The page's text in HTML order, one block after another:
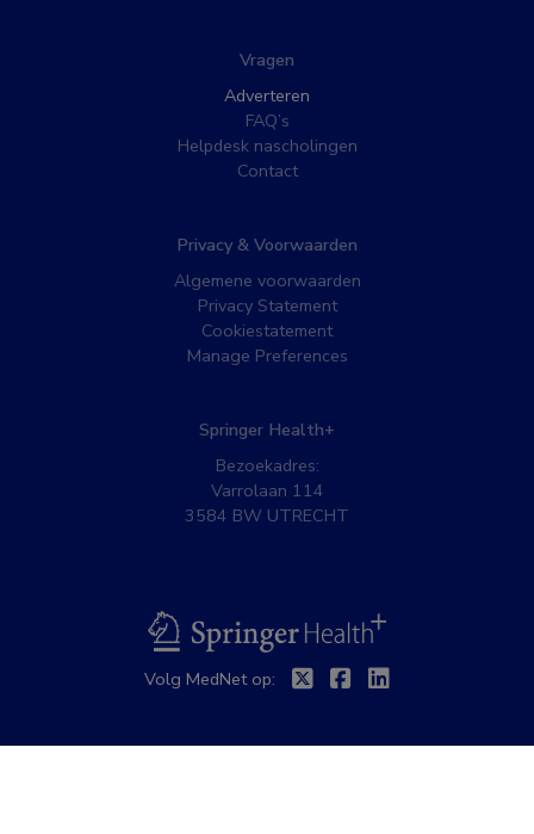
Vragen
Adverteren
FAQ’s
Helpdesk nascholingen
Contact
Privacy & Voorwaarden
Algemene voorwaarden
Privacy Statement
Cookiestatement
Manage Preferences
Springer Health+
Bezoekadres:
Varrolaan 114
3584 BW UTRECHT
BSL
Volg MedNet op: TwitterFacebook
Linkedin